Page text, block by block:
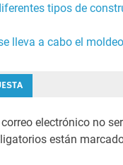
tipos de
lleva a cabo el
electrónico no
están